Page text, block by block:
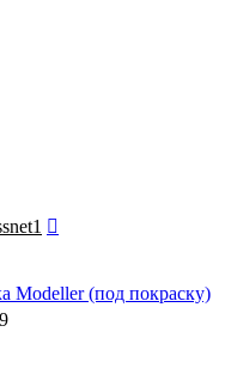
Modeller (под покраску)